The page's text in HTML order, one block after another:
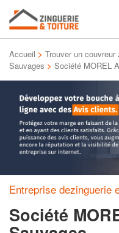
Accueil > Trouver un couvreur
Sauvages > Société MOREL
Entreprise dezinguerie
Société